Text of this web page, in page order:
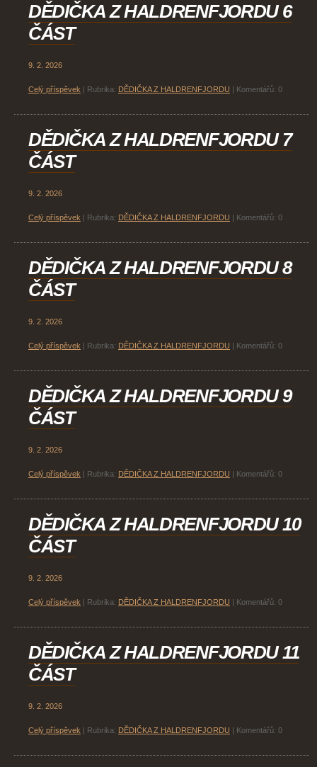
DĚDIČKA Z HALDRENFJORDU 6
ČÁST
9. 2. 2026
Celý příspěvek Rubrika: DĚDIČKA Z HALDRENFJORDU Komentářů: 0
DĚDIČKA Z HALDRENFJORDU 7
ČÁST
9. 2. 2026
Celý příspěvek Rubrika: DĚDIČKA Z HALDRENFJORDU Komentářů: 0
DĚDIČKA Z HALDRENFJORDU 8
ČÁST
9. 2. 2026
Celý příspěvek Rubrika: DĚDIČKA Z HALDRENFJORDU Komentářů: 0
DĚDIČKA Z HALDRENFJORDU 9
ČÁST
9. 2. 2026
Celý příspěvek Rubrika: DĚDIČKA Z HALDRENFJORDU Komentářů: 0
DĚDIČKA Z HALDRENFJORDU 10
ČÁST
9. 2. 2026
Celý příspěvek Rubrika: DĚDIČKA Z HALDRENFJORDU Komentářů: 0
DĚDIČKA Z HALDRENFJORDU 11
ČÁST
9. 2. 2026
Celý příspěvek Rubrika: DĚDIČKA Z HALDRENFJORDU Komentářů: 0